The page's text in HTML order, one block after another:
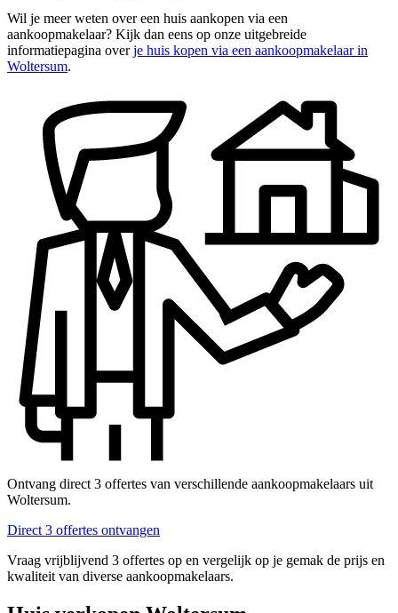
Wil je meer weten over een huis aankopen via een
aankoopmakelaar? Kijk dan eens op onze uitgebreide
informatiepagina overje huis kopen via een aankoopmakelaar in
Woltersum.
Ontvang direct 3 offertes van verschillende aankoopmakelaars uit
Woltersum.
Direct 3 offertes ontvangen
Vraag vrijblijvend 3 offertes op en vergelijk op je gemak de prijs en
kwaliteit van diverse aankoopmakelaars.